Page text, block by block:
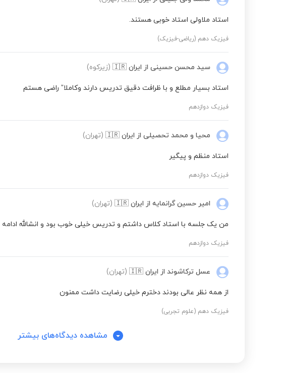
استاد ملاولی استاد خوبی هستند.
فیزیک دهم (ریاضی-فیزیک)
سید محسن حسینی از ایران 🇮🇷 (زیرکوه)
استاد بسیار مطلع و با ظرافت دقیق تدریس دارند وکاملا” راضی هستم
فیزیک دوازدهم
محیا و محمد تحصیلی از ایران 🇮🇷 (تهران)
استاد منظم و پیگیر
فیزیک دوازدهم
امیر حسین گرانمایه از ایران 🇮🇷 (تهران)
من یک جلسه با استاد کلاس داشتم و تدریس خیلی خوب بود و انشالله
فیزیک دوازدهم
عسل ترکاشوند از ایران 🇮🇷 (تهران)
از همه نظر عالی بودند دخترم خیلی رضایت داشت ممنون
فیزیک دهم (علوم تجربی)
مشاهده دیدگاه‌های بیشتر